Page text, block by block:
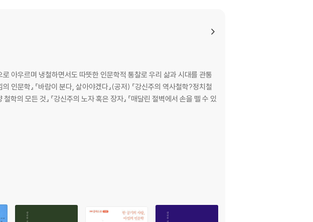
아우르며 냉철하면서도 따뜻한 인문학적 통찰로 우리 삶과 시대를 관통
학의 모든 것』 『강신주의 노자 혹은 장자』 『매달린 절벽에서 손을 뗄 수 있